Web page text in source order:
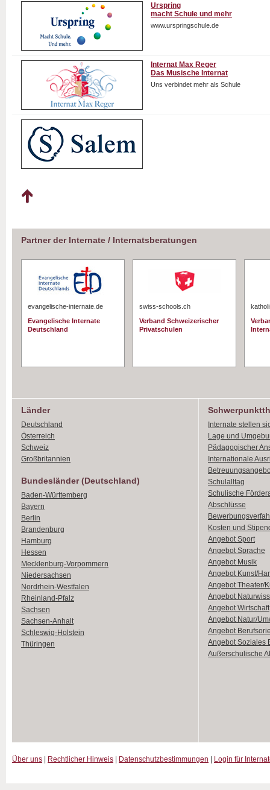
Urspring
macht Schule und mehr
www.urspringschule.de
Internat Max Reger
Das Musische Internat
Uns verbindet mehr als Schule
Partner der Internate / Internatsberatungen
evangelische-internate.de
Evangelische Internate
Deutschland
swiss-schools.ch
Verband Schweizerischer
Privatschulen
Länder
Deutschland
Österreich
Schweiz
Großbritannien
Bundesländer (Deutschland)
Baden-Württemberg
Bayern
Berlin
Brandenburg
Hamburg
Hessen
Mecklenburg-Vorpommern
Niedersachsen
Nordrhein-Westfalen
Rheinland-Pfalz
Sachsen
Sachsen-Anhalt
Schleswig-Holstein
Thüringen
Internate stellen
Lage und
Pädagogischer
Internationale
Schulalltag
Schulische
Abschlüsse
Kosten und
Angebot Sport
Angebot Sprache
Angebot Musik
Angebot Kunst/
Angebot Theater/
Angebot
Angebot Wirtschaft
Angebot Natur/
Angebot
Angebot Soziales
Außerschulische
Über uns Rechtlicher Hinweis Datenschutzbestimmungen Login für